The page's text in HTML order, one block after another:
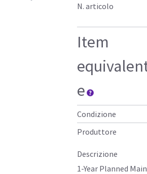
N. articolo
Item
e
Condizione
Produttore
Descrizione
1-Year Planned